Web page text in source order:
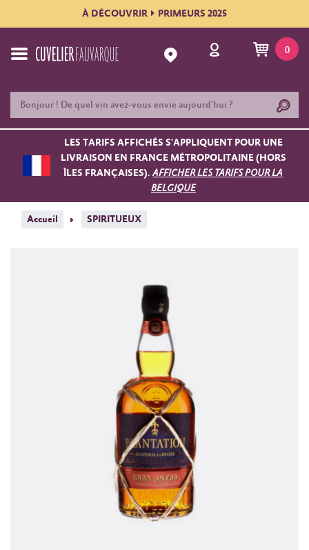
À DÉCOUVRIR PRIMEURS 2025
0
LES TARIFS AFFICHÉS S'APPLIQUENT POUR UNE
LIVRAISON EN FRANCE MÉTROPOLITAINE (HORS
ÎLES FRANÇAISES).AFFICHER LES TARIFS POUR LA
BELGIQUE
Accueil SPIRITUEUX